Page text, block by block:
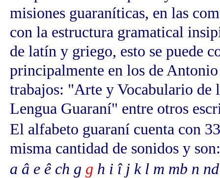
misiones guaraníticas, en las
con la estructura gramatical
de latín y griego, esto se puede
principalmente en los de
trabajos: "Arte y Vocabulario de
Lengua Guaraní" entre otros
El alfabeto guaraní cuenta con
misma cantidad de sonidos y son:
a â e ê ch g g h i î j k l m mb n